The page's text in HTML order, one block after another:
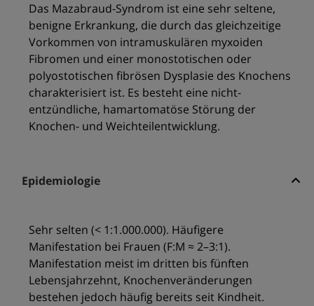
Das Mazabraud-Syndrom ist eine sehr seltene,
benigne Erkrankung, die durch das gleichzeitige
Vorkommen von intramuskulären myxoiden
Fibromen und einer monostotischen oder
polyostotischen fibrösen Dysplasie des Knochens
charakterisiert ist. Es besteht eine nicht-
entzündliche, hamartomatöse Störung der
Knochen- und Weichteilentwicklung.
Epidemiologie
Sehr selten (< 1:1.000.000). Häufigere
Manifestation bei Frauen (F:M ≈ 2–3:1).
Manifestation meist im dritten bis fünften
Lebensjahrzehnt, Knochenveränderungen
bestehen jedoch häufig bereits seit Kindheit.